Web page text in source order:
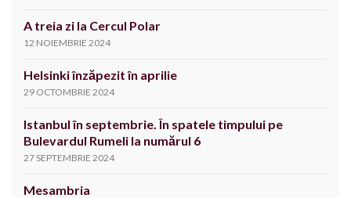
A treia zi la Cercul Polar
12 NOIEMBRIE 2024
Helsinki înzăpezit în aprilie
29 OCTOMBRIE 2024
Istanbul în septembrie. În spatele timpului pe
Bulevardul Rumeli la numărul 6
27 SEPTEMBRIE 2024
Mesambria